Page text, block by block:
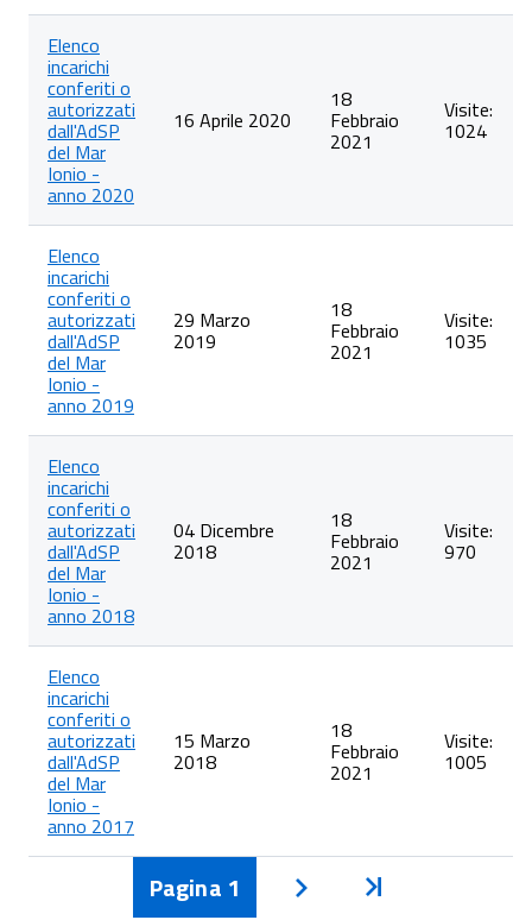
Elenco
incarichi
conferiti o
autorizzati
dall'AdSP
del Mar
Ionio -
anno 2020
16 Aprile 2020
18
Febbraio
2021
Visite:
1024
Elenco
incarichi
conferiti o
autorizzati
dall'AdSP
del Mar
Ionio -
anno 2019
29 Marzo
2019
18
Febbraio
2021
Visite:
1035
Elenco
incarichi
conferiti o
autorizzati
dall'AdSP
del Mar
Ionio -
anno 2018
04 Dicembre
2018
18
Febbraio
2021
Visite:
970
Elenco
incarichi
conferiti o
autorizzati
dall'AdSP
del Mar
Ionio -
anno 2017
15 Marzo
2018
18
Febbraio
2021
Visite:
1005
Pagina 1